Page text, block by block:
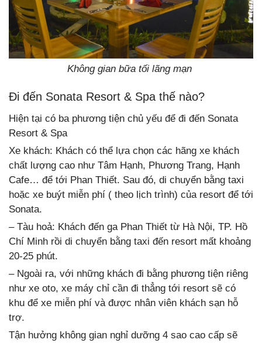
Không gian bữa tối lãng mạn
Đi đến Sonata Resort & Spa thế nào?
Hiện tại có ba phương tiện chủ yếu để đi đến Sonata
Resort & Spa
Xe khách: Khách có thể lựa chọn các hãng xe khách
chất lượng cao như Tâm Hạnh, Phương Trang, Hạnh
Cafe… để tới Phan Thiết. Sau đó, di chuyển bằng taxi
hoặc xe buýt miễn phí ( theo lịch trình) của resort để tới
Sonata.
– Tàu hoả: Khách đến ga Phan Thiết từ Hà Nội, TP. Hồ
Chí Minh rồi di chuyển bằng taxi đến resort mất khoảng
20-25 phút.
– Ngoài ra, với những khách đi bằng phương tiện riêng
như xe oto, xe máy chỉ cần đi thẳng tới resort sẽ có
khu để xe miễn phí và được nhân viên khách sạn hỗ
trợ.
Tận hưởng không gian nghỉ dưỡng 4 sao cao cấp sẽ